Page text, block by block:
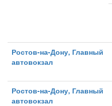
Ростов-на-Дону, Главный
автовокзал
Ростов-на-Дону, Главный
автовокзал